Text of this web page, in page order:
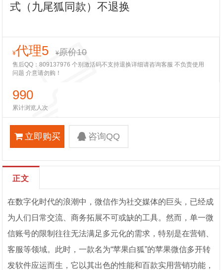
式（九尾狐同款）不退换
¥代理5 ¥原价10
售后QQ：809137976 个别激活码不支持退换详细请咨询客服 不负责使用
问题 介意请勿购！
990
累计浏览人次
立即购买 咨询QQ
正文
在数字化时代的浪潮中，微信作为社交媒体的巨头，已经成
为人们日常交流、商务拓展不可或缺的工具。然而，单一微
信账号的限制往往无法满足多元化的需求，特别是在营销、
客服等领域。此时，一款名为“苹果白狐”的苹果微信多开转
发软件应运而生，它以其出色的性能和百款实用营销功能，